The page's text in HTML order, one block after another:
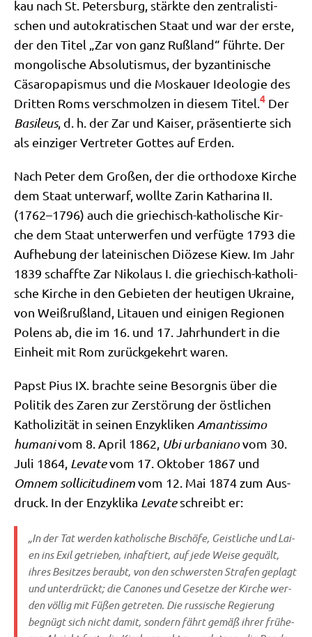
kau nach St. Peters­burg, stärk­te den zen­tra­li­sti­
schen und auto­kra­ti­schen Staat und war der erste,
der den Titel „Zar von ganz Ruß­land“ führ­te. Der
mon­go­li­sche Abso­lu­tis­mus, der byzan­ti­ni­sche
Cäsar­opa­pis­mus und die Mos­kau­er Ideo­lo­gie des
Drit­ten Roms ver­schmol­zen in die­sem Titel. 4 Der
Basi­leus, d. h. der Zar und Kai­ser, prä­sen­tier­te sich
als ein­zi­ger Ver­tre­ter Got­tes auf Erden.
Nach Peter dem Gro­ßen, der die ortho­do­xe Kir­che
dem Staat unter­warf, woll­te Zarin Katha­ri­na II.
(1762–1796) auch die grie­chisch-katho­li­sche Kir­
che dem Staat unter­wer­fen und ver­füg­te 1793 die
Auf­he­bung der latei­ni­schen Diö­ze­se Kiew. Im Jahr
1839 schaff­te Zar Niko­laus I. die grie­chisch-katho­li­
sche Kir­che in den Gebie­ten der heu­ti­gen Ukrai­ne,
von Weiß­ruß­land, Litau­en und eini­gen Regio­nen
Polens ab, die im 16. und 17. Jahr­hun­dert in die
Ein­heit mit Rom zurück­ge­kehrt waren.
Papst Pius IX. brach­te sei­ne Besorg­nis über die
Poli­tik des Zaren zur Zer­stö­rung der öst­li­chen
Katho­li­zi­tät in sei­nen Enzy­kli­ken Aman­tis­si­mo
huma­nivom 8. April 1862, Ubi urba­nia­novom 30.
Juli 1864, Leva­tevom 17. Okto­ber 1867 und
Omnem solli­ci­tu­di­nemvom 12. Mai 1874 zum Aus­
druck. In der Enzy­kli­ka Leva­teschreibt er:
„In der Tat wer­den katho­li­sche Bischö­fe, Geist­li­che und Lai­
en ins Exil getrie­ben, inhaf­tiert, auf jede Wei­se gequält,
ihres Besit­zes beraubt, von den schwer­sten Stra­fen geplagt
und unter­drückt; die Cano­nes und Geset­ze der Kir­che wer­
den völ­lig mit Füßen getre­ten. Die rus­si­sche Regie­rung
begnügt sich nicht damit, son­dern fährt gemäß ihrer frü­he­